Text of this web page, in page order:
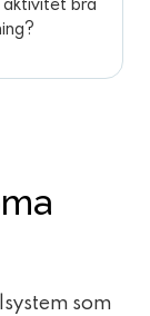
som